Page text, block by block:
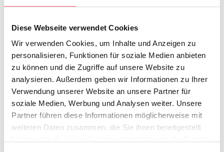
Diese Webseite verwendet Cookies
Wir verwenden Cookies, um Inhalte und Anzeigen zu
personalisieren, Funktionen für soziale Medien anbieten
zu können und die Zugriffe auf unsere Website zu
analysieren. Außerdem geben wir Informationen zu Ihrer
Verwendung unserer Website an unsere Partner für
soziale Medien, Werbung und Analysen weiter. Unsere
Partner führen diese Informationen möglicherweise mit
weiteren Daten zusammen, die Sie ihnen bereitgestellt
€ 25,00
Deine
Arbeit
Datei hochladen
Vorbestellen ohne Datei
Upload
deiner PDF